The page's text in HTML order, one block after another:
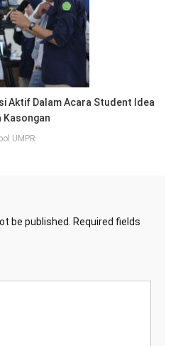
Aktif Dalam Acara Student Idea
Kasongan
UMPR
be published. Required fields